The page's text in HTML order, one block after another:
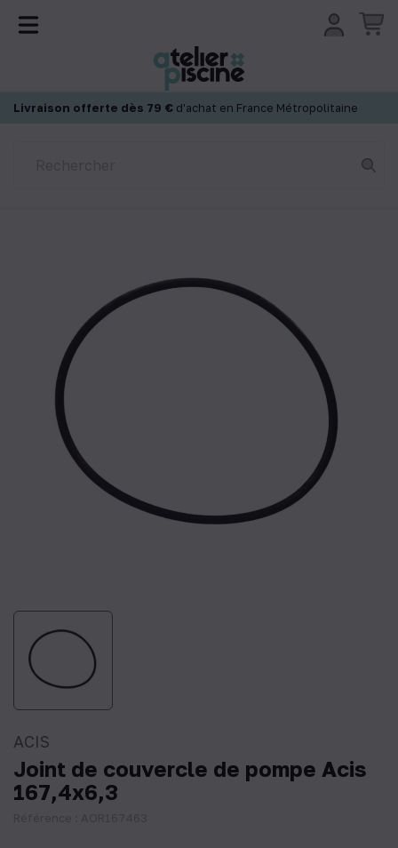
Livraison offerte dès 79 € d'achat en France Métropolitaine
ACIS
Joint de couvercle de pompe Acis
167,4x6,3